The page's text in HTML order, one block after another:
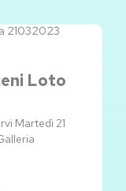
Loto
Martedì 21